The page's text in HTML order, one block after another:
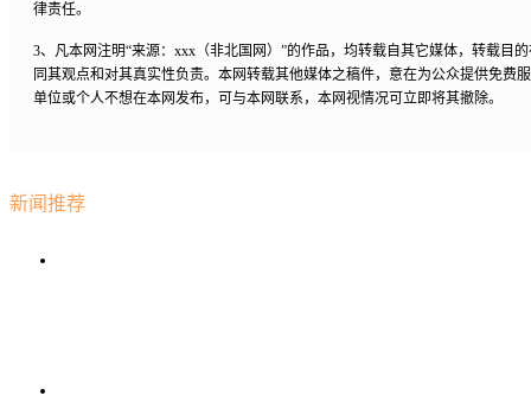
律责任。
3、凡本网注明“来源：xxx（非北国网）”的作品，均转载自其它媒体，转载目
同其观点和对其真实性负责。本网转载其他媒体之稿件，意在为公众提供免费
单位或个人不想在本网发布，可与本网联系，本网视情况可立即将其撤除。
新闻推荐